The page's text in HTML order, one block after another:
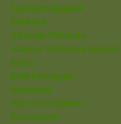
Egyházmegyénk
Karitász
Virtuális Plébánia
Magyar Katolikus Egyház
Biblia
Bízd rá magad
Miserend
Napi evangélium
Községünk